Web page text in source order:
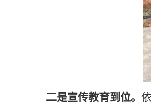
二是宣传教育到位。